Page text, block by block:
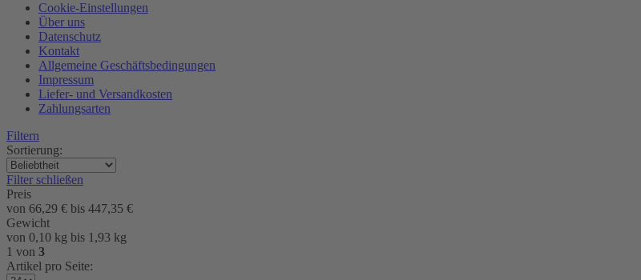
Cookie-Einstellungen
Über uns
Datenschutz
Kontakt
Allgemeine Geschäftsbedingungen
Impressum
Liefer- und Versandkosten
Zahlungsarten
Filtern
Sortierung:
Filter schließen
Preis
von 66,29 € bis 447,35 €
Gewicht
von 0,10 kg bis 1,93 kg
1 von 3
Artikel pro Seite: